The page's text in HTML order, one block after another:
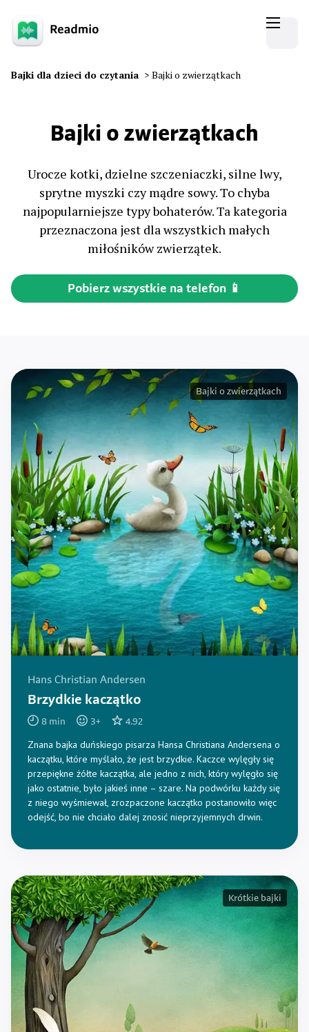
Bajki dla dzieci do czytania > Bajki o zwierzątkach
Bajki o zwierzątkach
Urocze kotki, dzielne szczeniaczki, silne lwy,
sprytne myszki czy mądre sowy. To chyba
najpopularniejsze typy bohaterów. Ta kategoria
przeznaczona jest dla wszystkich małych
miłośników zwierzątek.
Pobierz wszystkie na telefon 📱
Bajki o zwierzątkach
Hans Christian Andersen
Brzydkie kaczątko
8 min 3+ 4.92
Znana bajka duńskiego pisarza Hansa Christiana Andersena o
kaczątku, które myślało, że jest brzydkie. Kaczce wylęgły się
przepiękne żółte kaczątka, ale jedno z nich, który wylęgło się
jako ostatnie, było jakieś inne – szare. Na podwórku każdy się
z niego wyśmiewał, zrozpaczone kaczątko postanowiło więc
odejść, bo nie chciało dalej znosić nieprzyjemnych drwin.
Krótkie bajki